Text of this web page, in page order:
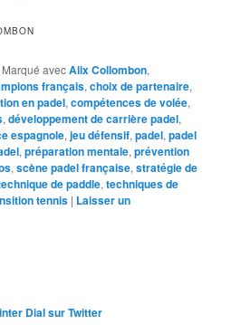
Marqué avecAlix Collombon,
français,choix de partenaire,
en padel,compétences de volée,
,développement de carrière padel,
espagnole,jeu défensif,padel,padel
,préparation mentale,prévention
,scène padel française,stratégie de
de paddle,techniques de
tennis | Laisser un
Dial sur Twitter